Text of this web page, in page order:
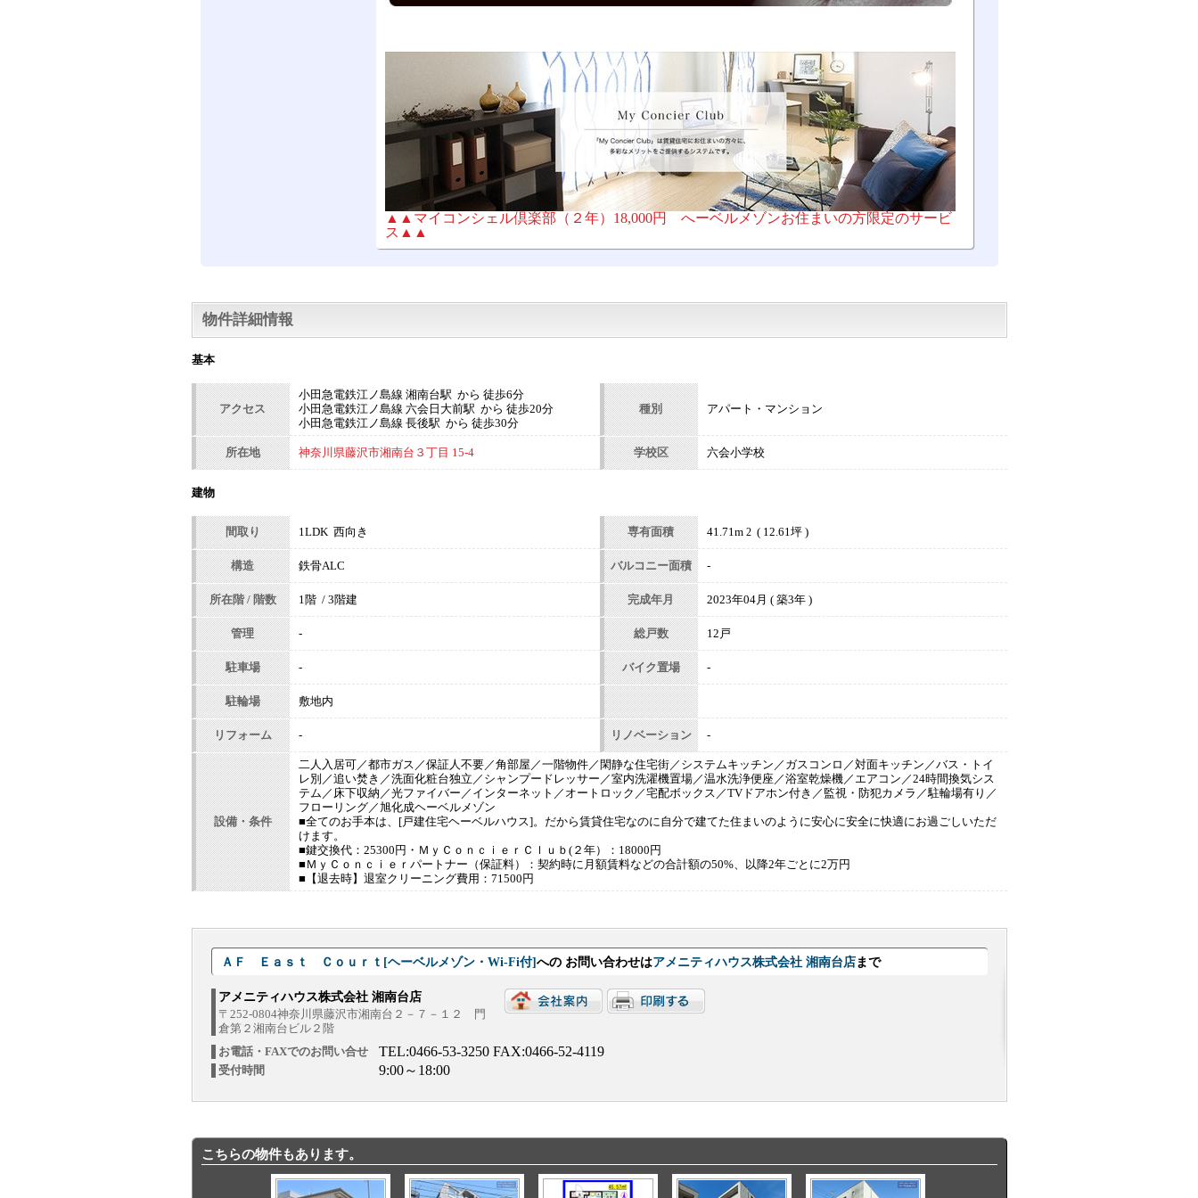
▲▲マイコンシェル倶楽部（２年）18,000円 へーベルメゾンお住まいの方限定のサービ
ス▲▲
物件詳細情報
基本
アクセス
小田急電鉄江ノ島線 湘南台駅 から 徒歩6分
小田急電鉄江ノ島線 六会日大前駅 から 徒歩20分
小田急電鉄江ノ島線 長後駅 から 徒歩30分
種別 アパート・マンション
所在地 神奈川県藤沢市湘南台３丁目 15-4 学校区 六会小学校
建物
間取り 1LDK 西向き 専有面積 41.71m 2( 12.61坪 )
構造 鉄骨ALC バルコニー面積 -
所在階 / 階数 1階 / 3階建 完成年月 2023年04月 ( 築3年 )
管理 - 総戸数 12戸
駐車場 - バイク置場 -
駐輪場 敷地内
リフォーム - リノベーション -
設備・条件
二人入居可／都市ガス／保証人不要／角部屋／一階物件／閑静な住宅街／システムキッチン／ガスコンロ／対面キッチン／バス・トイ
レ別／追い焚き／洗面化粧台独立／シャンプードレッサー／室内洗濯機置場／温水洗浄便座／浴室乾燥機／エアコン／24時間換気シス
テム／床下収納／光ファイバー／インターネット／オートロック／宅配ボックス／TVドアホン付き／監視・防犯カメラ／駐輪場有り／
フローリング／旭化成ヘーベルメゾン
■全てのお手本は、[戸建住宅ヘーベルハウス]。だから賃貸住宅なのに自分で建てた住まいのように安心に安全に快適にお過ごしいただ
けます。
■鍵交換代：25300円・ＭｙＣｏｎｃｉｅｒＣｌｕｂ(２年）：18000円
■ＭｙＣｏｎｃｉｅｒパートナー（保証料）：契約時に月額賃料などの合計額の50%、以降2年ごとに2万円
■【退去時】退室クリーニング費用：71500円
ＡＦ Ｅａｓｔ Ｃｏｕｒｔ[ヘーベルメゾン・Wi-Fi付]への お問い合わせはアメニティハウス株式会社 湘南台店まで
アメニティハウス株式会社 湘南台店
〒252-0804神奈川県藤沢市湘南台２－７－１２ 門
倉第２湘南台ビル２階
お電話・FAXでのお問い合せ
TEL:0466-53-3250FAX:0466-52-4119
受付時間 9:00～18:00
こちらの物件もあります。